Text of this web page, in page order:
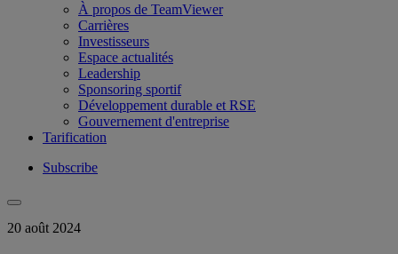
À propos de TeamViewer
Carrières
Investisseurs
Espace actualités
Leadership
Sponsoring sportif
Développement durable et RSE
Gouvernement d'entreprise
Tarification
Subscribe
20 août 2024